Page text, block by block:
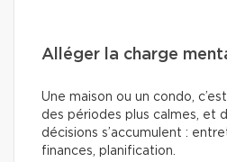
Alléger la charge
Une maison ou un condo,
des périodes plus calmes, et
décisions s’accumulent :
finances, planification.